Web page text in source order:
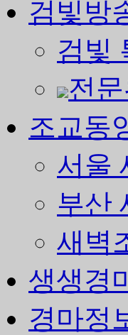
검빛방
검빛
전
조교동
서울
부산
새벽
생생경
경마정